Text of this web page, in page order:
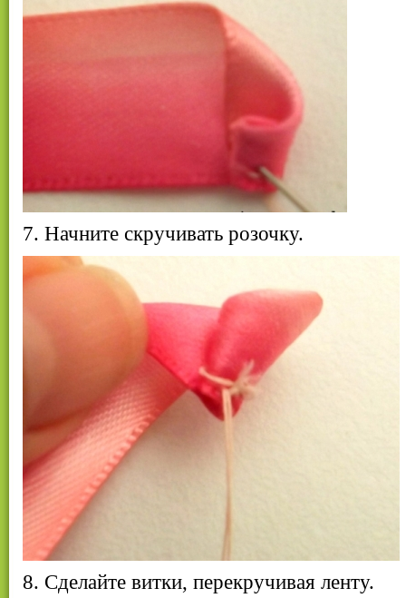
7. Начните скручивать розочку.
8. Сделайте витки, перекручивая ленту.